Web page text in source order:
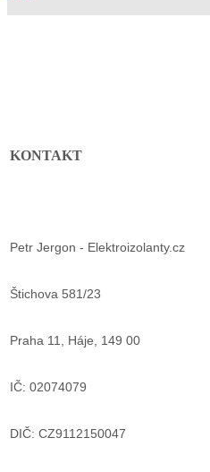
KONTAKT
Petr Jergon - Elektroizolanty.cz
Štichova 581/23
Praha 11, Háje, 149 00
IČ: 02074079
DIČ: CZ9112150047